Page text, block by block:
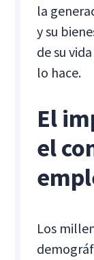
la
y su
de su
lo hace.
El
el
Los